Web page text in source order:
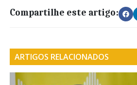
Compartilhe este artigo:
ARTIGOS RELACIONADOS